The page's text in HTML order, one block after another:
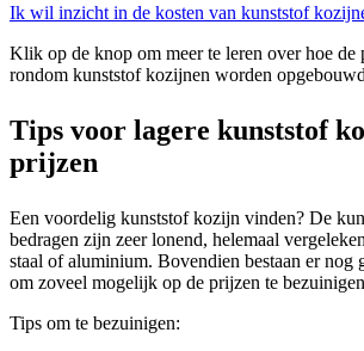
Ik wil inzicht in de kosten van kunststof
Klik op de knop om meer te leren over hoe de
rondom kunststof kozijnen worden
Tips voor lagere kunststof
prijzen
Een voordelig kunststof kozijn vinden? De
bedragen zijn zeer lonend, helemaal
staal of aluminium. Bovendien bestaan er nog
om zoveel mogelijk op de prijzen te
Tips om te bezuinigen: